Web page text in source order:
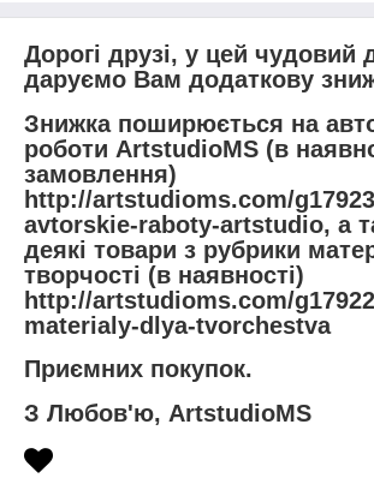
Дорогі друзі, у цей чудовий
даруємо Вам додаткову
Знижка поширюється на
роботи ArtstudioMS (в
замовлення)
http://artstudioms.com/
avtorskie-raboty-artstudio, а
деякі товари з рубрики
творчості (в наявності)
http://artstudioms.com/
materialy-dlya-tvorchestva
Приємних покупок.
З Любов'ю, ArtstudioMS